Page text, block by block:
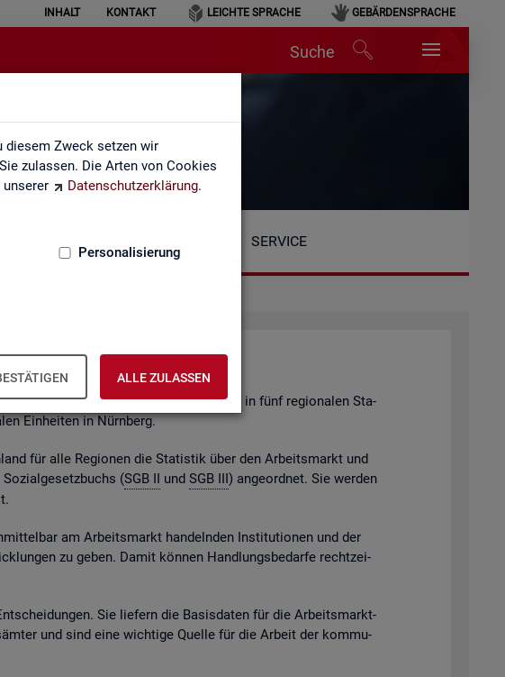
diesem Zweck setzen wir
zulassen. Die Arten von Cookies
Datenschutzerklärung.
Personalisierung
ALLE ZULASSEN
INHALT KONTAKT LEICHTE SPRACHE GEBÄRDENSPRACHE
Suche
SERVICE
für Ar­beit. Der Be­reich ist or­ga­ni­siert in fünf re­gio­na­len Sta­
Ein­hei­ten in Nürn­berg.
für alle Re­gio­nen die Sta­tis­tik über den Ar­beits­markt und
(SGB II und SGB III) an­ge­ord­net. Sie wer­den
am Ar­beits­markt han­deln­den In­sti­tu­tio­nen und der
zu geben. Damit kön­nen Hand­lungs­be­dar­fe recht­zei­
Sie lie­fern die Ba­sis­da­ten für die Ar­beits­markt­
und sind eine wich­ti­ge Quel­le für die Ar­beit der kom­mu­